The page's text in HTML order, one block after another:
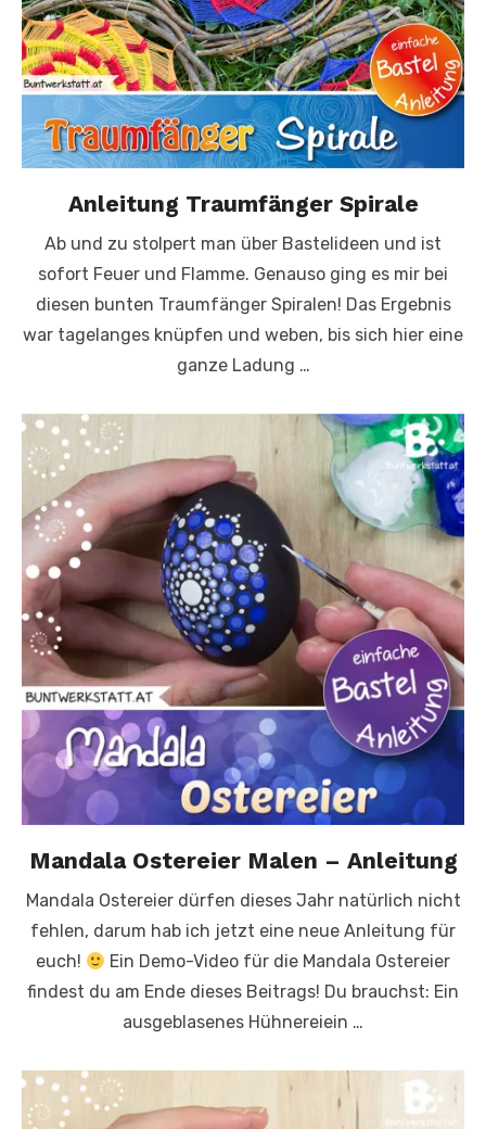
Anleitung Traumfänger Spirale
Ab und zu stolpert man über Bastelideen und ist
sofort Feuer und Flamme. Genauso ging es mir bei
diesen bunten Traumfänger Spiralen! Das Ergebnis
war tagelanges knüpfen und weben, bis sich hier eine
ganze Ladung …
Mandala Ostereier Malen – Anleitung
Mandala Ostereier dürfen dieses Jahr natürlich nicht
fehlen, darum hab ich jetzt eine neue Anleitung für
euch!
Ein Demo-Video für die Mandala Ostereier
findest du am Ende dieses Beitrags! Du brauchst: Ein
ausgeblasenes Hühnereiein …